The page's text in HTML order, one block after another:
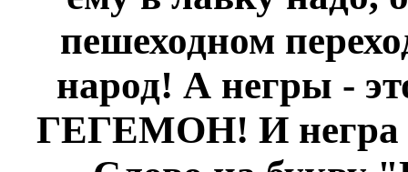
пешеходном
народ! А негры -
ГЕГЕМОН! И негра